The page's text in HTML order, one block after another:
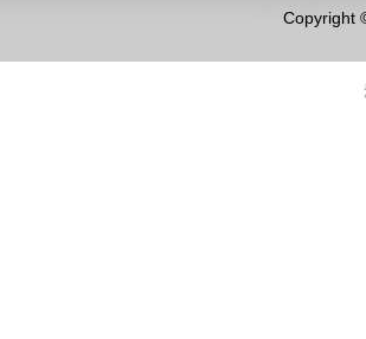
Copyright